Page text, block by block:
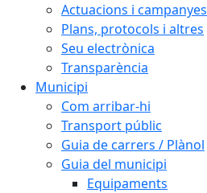
Actuacions i campanyes
Plans, protocols i altres
Seu electrònica
Transparència
Municipi
Com arribar-hi
Transport públic
Guia de carrers / Plànol
Guia del municipi
Equipaments